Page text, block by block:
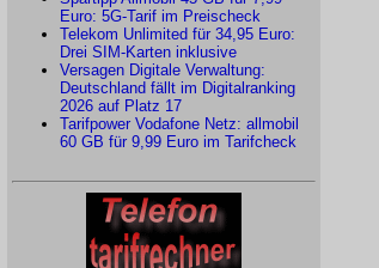
Euro: 5G-Tarif im Preischeck
Telekom Unlimited für 34,95 Euro:
Drei SIM-Karten inklusive
Versagen Digitale Verwaltung:
Deutschland fällt im Digitalranking
2026 auf Platz 17
Tarifpower Vodafone Netz: allmobil
60 GB für 9,99 Euro im Tarifcheck